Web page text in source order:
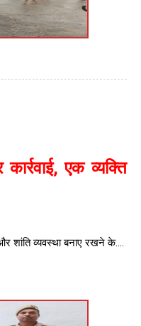
एक व्यक्ति
शांति व्यवस्था बनाए रखने के....